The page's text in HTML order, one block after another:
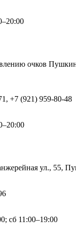
очков
+7 (921) 959-80-48
ул., 55,
сб 11:00–19:00